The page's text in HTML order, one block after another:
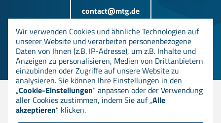
contact@mtg.de
+49 6151 8000-0
© MTG AG
Wir verwenden Cookies und ähnliche Technologien auf
unserer Website und verarbeiten personenbezogene
Daten von Ihnen (z.B. IP-Adresse), um z.B. Inhalte und
Anzeigen zu personalisieren, Medien von Drittanbietern
einzubinden oder Zugriffe auf unsere Website zu
analysieren. Sie können Ihre Einstellungen in den
„Cookie-Einstellungen“ anpassen oder der Verwendung
aller Cookies zustimmen, indem Sie auf „Alle
akzeptieren“ klicken.